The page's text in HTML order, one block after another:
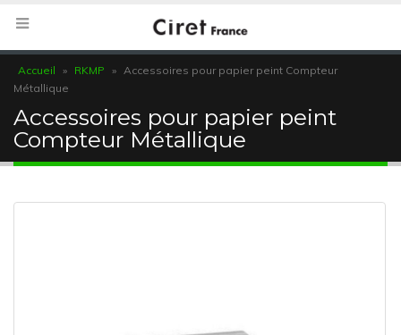
Accueil » RKMP » Accessoires pour papier peint Compteur
Métallique
Accessoires pour papier peint
Compteur Métallique